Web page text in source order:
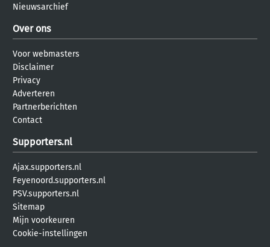
Nieuwsarchief
Over ons
Voor webmasters
Disclaimer
Privacy
Adverteren
Partnerberichten
Contact
Supporters.nl
Ajax.supporters.nl
Feyenoord.supporters.nl
PSV.supporters.nl
Sitemap
Mijn voorkeuren
Cookie-instellingen